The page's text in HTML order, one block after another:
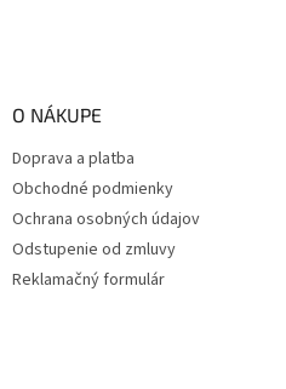
O NÁKUPE
Doprava a platba
Obchodné podmienky
Ochrana osobných údajov
Odstupenie od zmluvy
Reklamačný formulár